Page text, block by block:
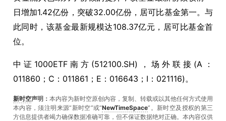
日增加1.42亿份，突破32.00亿份，居可比基金第一。与
此同时，该基金最新规模达108.37亿元，居可比基金首
位。
中证1000ETF南方(512100.SH)，场外联接(A：
011860；C：011861；E：016643；I：021116)。
新时空声明： 本内容为新时空原创内容，复制、转载或以其他任何方式使用
本内容，须注明来源“新时空”或“NewTimeSpace”。新时空及授权的第三
方信息提供者竭力确保数据准确可靠，但不保证数据绝对正确。本內容仅供